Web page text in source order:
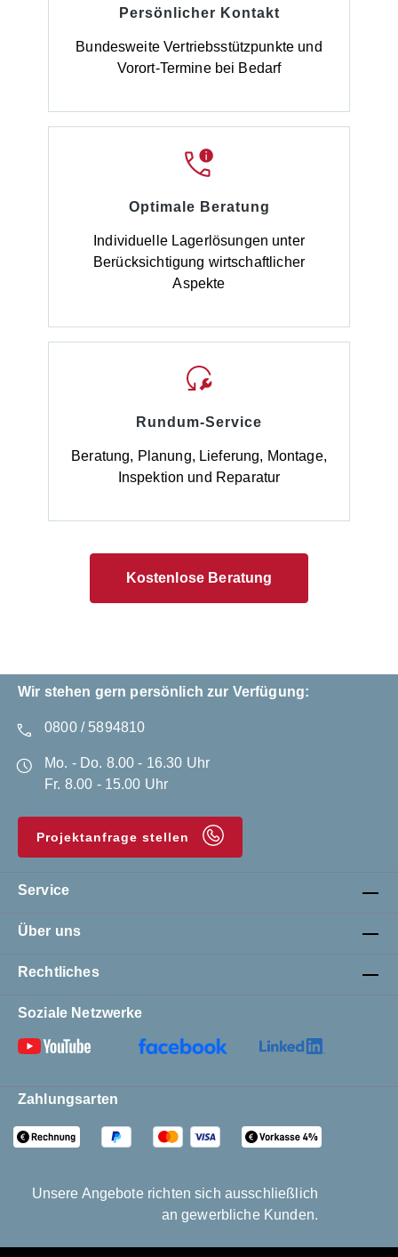
Persönlicher Kontakt
Bundesweite Vertriebsstützpunkte und
Vorort-Termine bei Bedarf
Optimale Beratung
Individuelle Lagerlösungen unter
Berücksichtigung wirtschaftlicher
Aspekte
Rundum-Service
Beratung, Planung, Lieferung, Montage,
Inspektion und Reparatur
Kostenlose Beratung
Wir stehen gern persönlich zur Verfügung:
0800 / 5894810
Mo. - Do. 8.00 - 16.30 Uhr
Fr. 8.00 - 15.00 Uhr
Projektanfrage stellen
Service
Über uns
Rechtliches
Soziale Netzwerke
Zahlungsarten
Unsere Angebote richten sich ausschließlich
an gewerbliche Kunden.